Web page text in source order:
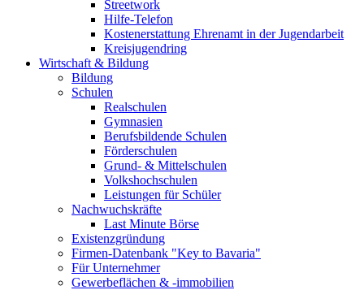
Streetwork
Hilfe-Telefon
Kostenerstattung Ehrenamt in der Jugendarbeit
Kreisjugendring
Wirtschaft & Bildung
Bildung
Schulen
Realschulen
Gymnasien
Berufsbildende Schulen
Förderschulen
Grund- & Mittelschulen
Volkshochschulen
Leistungen für Schüler
Nachwuchskräfte
Last Minute Börse
Existenzgründung
Firmen-Datenbank "Key to Bavaria"
Für Unternehmer
Gewerbeflächen & -immobilien